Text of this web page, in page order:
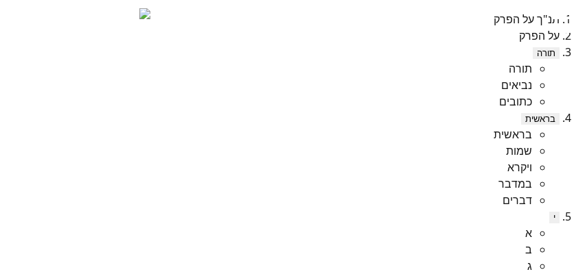
תנ"ך על הפרק
על הפרק
תורה
תורה
נביאים
כתובים
בראשית
בראשית
שמות
ויקרא
במדבר
דברים
י
א
ב
ג